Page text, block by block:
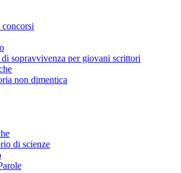
sopravvivenza per giovani scrittori
non dimentica
di scienze